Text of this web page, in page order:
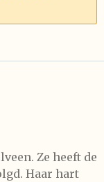
Ze heeft de
Haar hart